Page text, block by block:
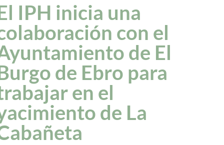
IPH inicia una
con el
de El
de Ebro para
en el
de La